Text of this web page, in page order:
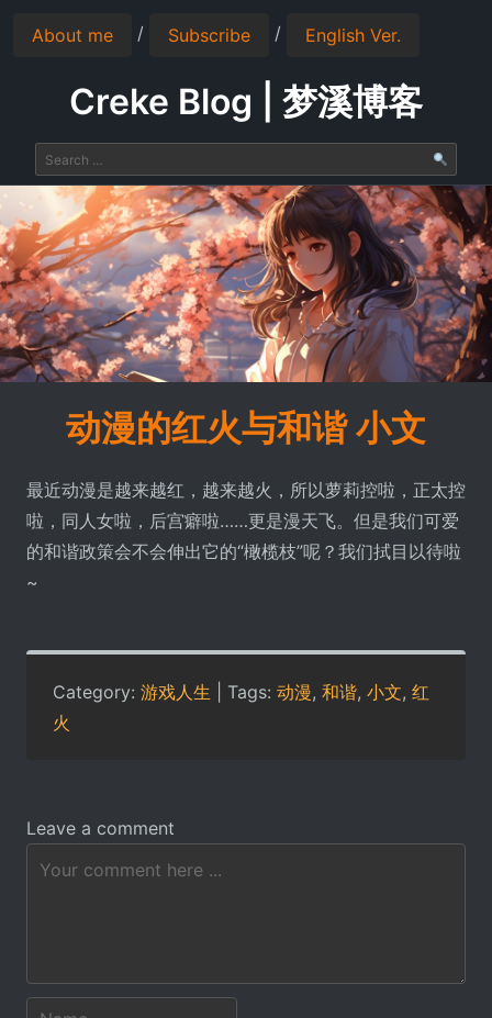
About me / Subscribe / English Ver.
Creke Blog | 梦溪博客
动漫的红火与和谐 小文
最近动漫是越来越红，越来越火，所以萝莉控啦，正太控
啦，同人女啦，后宫癖啦……更是漫天飞。但是我们可爱
的和谐政策会不会伸出它的“橄榄枝”呢？我们拭目以待啦
~
Category: 游戏人生 | Tags: 动漫, 和谐, 小文, 红
火
Leave a comment